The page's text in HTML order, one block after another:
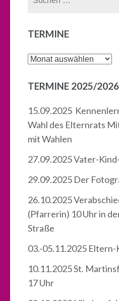
TERMINE
Termine
TERMINE 2025/2026
15.09.2025
Wahl des Elternrats
mit Wahlen
27.09.2025 Vater-
29.09.2025 Der
26.10.2025
(Pfarrerin) 10 Uhr in
Straße
03.-05.11.2025
10.11.2025 St.
17 Uhr